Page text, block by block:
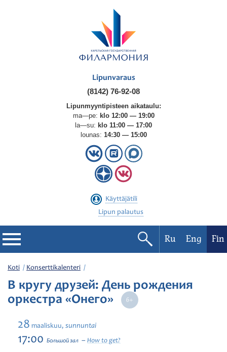
Lipunvaraus
(8142) 76-92-08
Lipunmyyntipisteen aikataulu:
ma—pe: klo 12:00 — 19:00
la—su: klo 11:00 — 17:00
lounas: 14:30 — 15:00
Käyttäjätili
Lipun palautus
Filharmonia
Konserttikalenteri
Festivaalit
Ru Eng Fin
Koti Konserttikalenteri
В кругу друзей: День рождения
оркестра «Онего»
28 maaliskuu, sunnuntai
17:00 Большой зал How to get?